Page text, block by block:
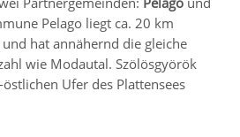
Pelago liegt ca. 20 km
hat annähernd die gleiche
wie Modautal. Szölösgyörök
Ufer des Plattensees